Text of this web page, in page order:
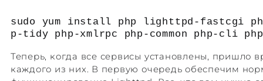
sudo yum install php lighttpd-fastcgi
p-tidy php-xmlrpc php-common php-cli
Теперь, когда все сервисы установлены, пришло
каждого из них. В первую очередь обеспечим